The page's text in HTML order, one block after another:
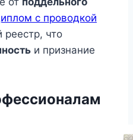
с проводкой
реестр, что
и признание